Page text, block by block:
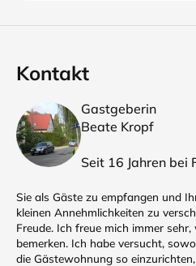
Kontakt
Gastgeberin
Beate Kropf
Seit 16 Jahren bei
Sie als Gäste zu empfangen und
kleinen Annehmlichkeiten zu
Freude. Ich freue mich immer
bemerken. Ich habe versucht,
die Gästewohnung so